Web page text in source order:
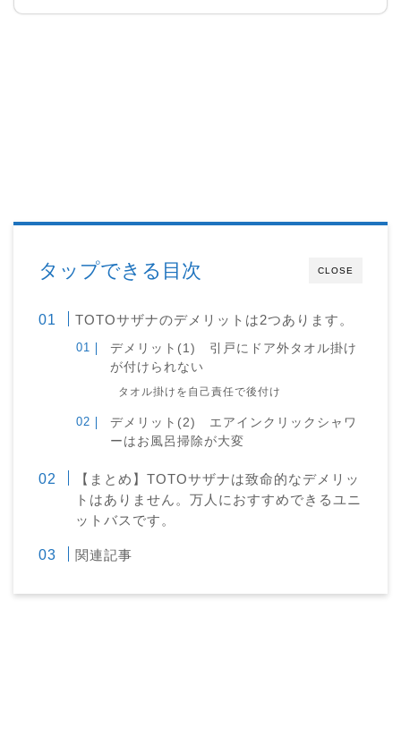
CLOSE
タップできる目次
TOTOサザナのデメリットは2つあります。
デメリット(1) 引戸にドア外タオル掛け
が付けられない
タオル掛けを自己責任で後付け
デメリット(2) エアインクリックシャワ
ーはお風呂掃除が大変
【まとめ】TOTOサザナは致命的なデメリッ
トはありません。万人におすすめできるユニ
ットバスです。
関連記事